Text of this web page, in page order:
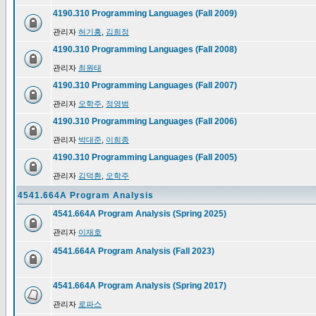
4190.310 Programming Languages (Fall 2009)
관리자 허기홍 김희정
4190.310 Programming Languages (Fall 2008)
관리자 최원태
4190.310 Programming Languages (Fall 2007)
관리자 오학주 정영범
4190.310 Programming Languages (Fall 2006)
관리자 박대준 이희종
4190.310 Programming Languages (Fall 2005)
관리자 김덕환 오학주
4541.664A Program Analysis
4541.664A Program Analysis (Spring 2025)
관리자 이재호
4541.664A Program Analysis (Fall 2023)
4541.664A Program Analysis (Spring 2017)
관리자 로파스